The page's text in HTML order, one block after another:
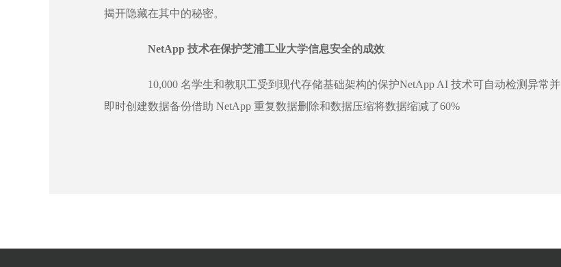
揭开隐藏在其中的秘密。
NetApp 技术在保护芝浦工业大学信息安全的成效
10,000 名学生和教职工受到现代存储基础架构的保护NetApp AI 技术可自动检测异常并
即时创建数据备份借助 NetApp 重复数据删除和数据压缩将数据缩减了60%